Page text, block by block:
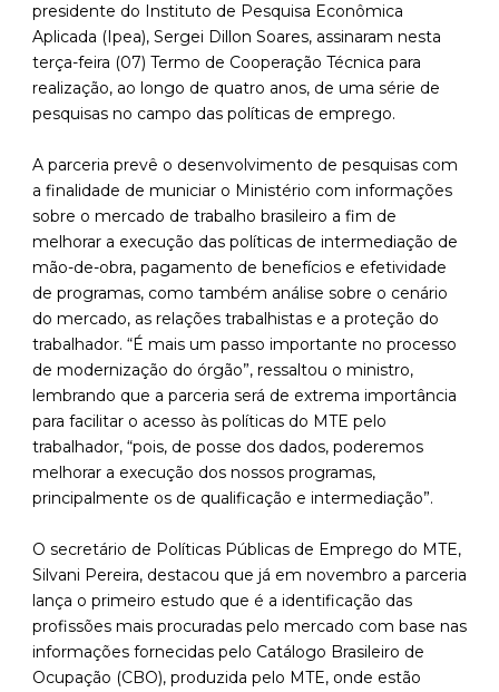
presidente do Instituto de Pesquisa Econômica
Aplicada (Ipea), Sergei Dillon Soares, assinaram nesta
terça-feira (07) Termo de Cooperação Técnica para
realização, ao longo de quatro anos, de uma série de
pesquisas no campo das políticas de emprego.
A parceria prevê o desenvolvimento de pesquisas com
a finalidade de municiar o Ministério com informações
sobre o mercado de trabalho brasileiro a fim de
melhorar a execução das políticas de intermediação de
mão-de-obra, pagamento de benefícios e efetividade
de programas, como também análise sobre o cenário
do mercado, as relações trabalhistas e a proteção do
trabalhador. “É mais um passo importante no processo
de modernização do órgão”, ressaltou o ministro,
lembrando que a parceria será de extrema importância
para facilitar o acesso às políticas do MTE pelo
trabalhador, “pois, de posse dos dados, poderemos
melhorar a execução dos nossos programas,
principalmente os de qualificação e intermediação”.
O secretário de Políticas Públicas de Emprego do MTE,
Silvani Pereira, destacou que já em novembro a parceria
lança o primeiro estudo que é a identificação das
profissões mais procuradas pelo mercado com base nas
informações fornecidas pelo Catálogo Brasileiro de
Ocupação (CBO), produzida pelo MTE, onde estão